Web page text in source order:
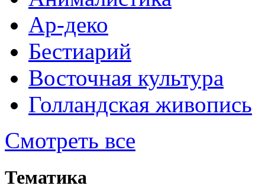
Ар-деко
Бестиарий
Восточная культура
Голландская живопись
Смотреть все
Тематика